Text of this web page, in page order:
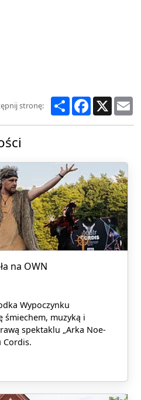
stronę: ShareFacebook
X
na OWN
Wypoczynku
śmiechem, muzyką i
spektaklu „Arka Noe-
Cordis.